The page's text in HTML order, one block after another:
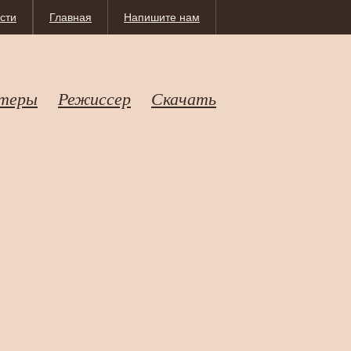
Напишите нам
Главная
Режиссер Скачать